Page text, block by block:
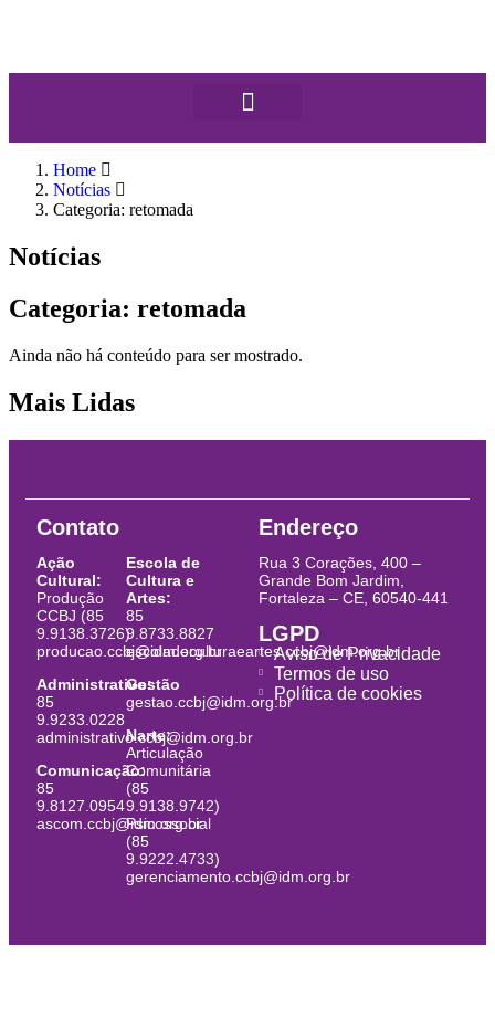
Home
Notícias
Categoria: retomada
Notícias
Categoria: retomada
Ainda não há conteúdo para ser mostrado.
Mais Lidas
Contato
Ação
Cultural:
Produção
CCBJ (85
9.9138.3726)
producao.ccbj@idm.org.br
Administrativo:
85
9.9233.0228
administrativo.ccbj@idm.org.br
Comunicação:
85
9.8127.0954
ascom.ccbj@idm.org.br
Escola de
Cultura e
Artes:
85
9.8733.8827
escoladeculturaeartes.ccbj@idm.org.br
Gestão
gestao.ccbj@idm.org.br
Narte:
Articulação
Comunitária
(85
9.9138.9742)
Psicossocial
(85
9.9222.4733)
gerenciamento.ccbj@idm.org.br
Endereço
Rua 3 Corações, 400 –
Grande Bom Jardim,
Fortaleza – CE, 60540-441
LGPD
Aviso de Privacidade
Termos de uso
Política de cookies